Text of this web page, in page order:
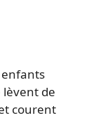
enfants
de
courent